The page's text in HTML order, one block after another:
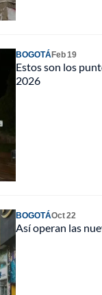
BOGOTÁFeb 19
Estos son los
2026
BOGOTÁOct 22
Así operan las